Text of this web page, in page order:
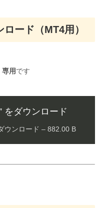
ード（MT4用）
専用です
をダウンロード
ウンロード – 882.00 B